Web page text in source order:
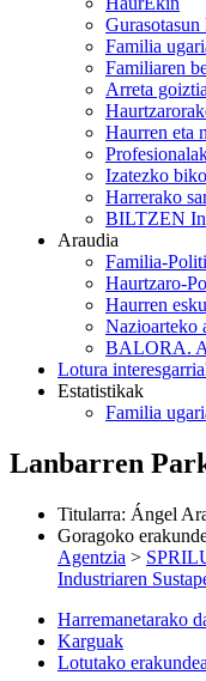
Familia
Familiaren
Arreta
Haurren eta
Izatezko
Harrerako
BILTZEN
Araudia
Familia-
Haurtzaro-
Haurren
Nazioarteko
BALORA.
Lotura
Estatistikak
Familia
Lanbarren
Titularra: Ángel
Goragoko
Agentzia >
Industriaren
Harremanetarako
Karguak
Lotutako